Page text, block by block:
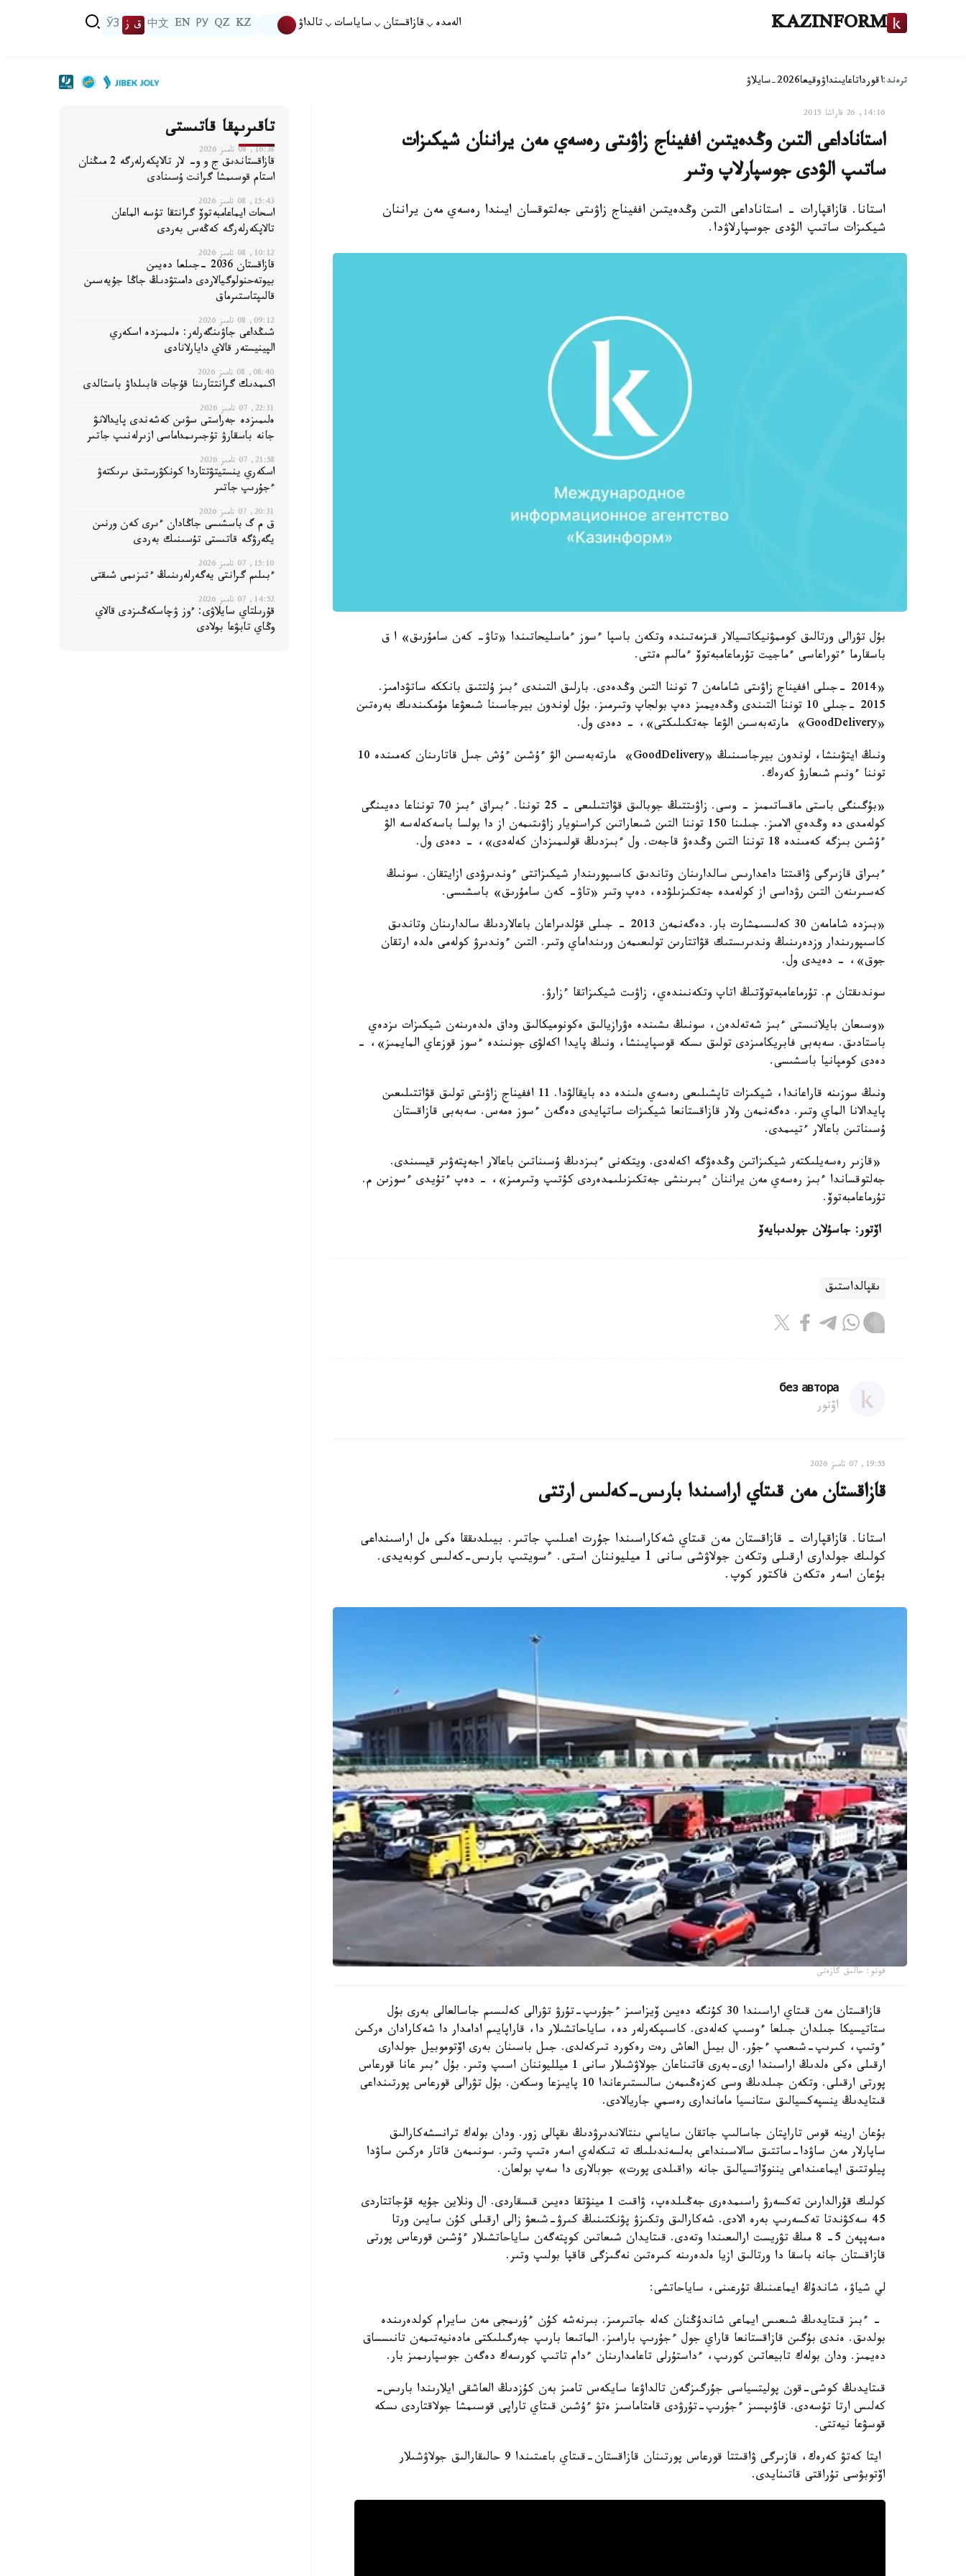
KAZINFORM الەمدە قازاقستان ساياسات تالداۋ KZ
QZ
РУ
EN
中文 ق ز ЎЗ
ترەند:اقورداتاعايىنداۋوقيعا2026-سايلاۋ
14:16, 26 قاراشا 2015
استاناداعى التىن وڭدەيتىن اففيناج زاۋىتى رەسەي مەن يراننان شيكىزات
ساتىپ الۋدى جوسپارلاپ وتىر
استانا. قازاقپارات - استاناداعى التىن وڭدەيتىن اففيناج زاۋىتى جەلتوقسان ايىندا رەسەي مەن يراننان
شيكىزات ساتىپ الۋدى جوسپارلاۋدا.
بۇل تۋرالى ورتالىق كوممۋنيكاتسيالار قىزمەتىندە وتكەن باسپا ءسوز ءماسليحاتىندا «تاۋ- كەن سامۇرىق» ا ق
باسقارما ءتوراعاسى ءماجيت تۇرماعامبەتوۆ ءمالىم ەتتى.
«2014 -جىلى اففيناج زاۋىتى شامامەن 7 توننا التىن وڭدەدى. بارلىق التىندى ءبىز ۇلتتىق بانككە ساتۋدامىز.
2015 -جىلى 10 توننا التىندى وڭدەيمىز دەپ بولجاپ وتىرمىز. بۇل لوندون بيرجاسىنا شىعۋعا مۇمكىندىك بەرەتىن
«GoodDelivery» مارتەبەسىن الۋعا جەتكىلىكتى»، - دەدى ول.
ونىڭ ايتۋىنشا، لوندون بيرجاسىنىڭ «GoodDelivery» مارتەبەسىن الۋ ءۇشىن ءۇش جىل قاتارىنان كەمىندە 10
توننا ءونىم شىعارۋ كەرەك.
«بۇگىنگى باستى ماقساتىمىز - وسى. زاۋىتتىڭ جوبالىق قۋاتتىلىعى - 25 توننا. ءبىراق ءبىز 70 تونناعا دەيىنگى
كولەمدى دە وڭدەي الامىز. جىلىنا 150 توننا التىن شىعاراتىن كراسنويار زاۋىتىمەن از دا بولسا باسەكەلەسە الۋ
ءۇشىن بىزگە كەمىندە 18 توننا التىن وڭدەۋ قاجەت. ول ءبىزدىڭ قولىمىزدان كەلەدى»، - دەدى ول.
ءبىراق قازىرگى ۋاقىتتا داعدارىس سالدارىنان وتاندىق كاسىپورىندار شيكىزاتتى ءوندىرۋدى ازايتقان. سونىڭ
كەسىرىنەن التىن رۋداسى از كولەمدە جەتكىزىلۋدە، دەپ وتىر «تاۋ- كەن سامۇرىق» باسشىسى.
«بىزدە شامامەن 30 كەلىسىمشارت بار. دەگەنمەن 2013 - جىلى قۇلدىراعان باعالاردىڭ سالدارىنان وتاندىق
كاسىپورىندار وزدەرىنىڭ وندىرىستىك قۋاتتارىن تولىعىمەن ورىنداماي وتىر. التىن ءوندىرۋ كولەمى ەلدە ارتقان
جوق»، - دەيدى ول.
سوندىقتان م. تۇرماعامبەتوۆتىڭ اتاپ وتكەنىندەي، زاۋىت شيكىزاتقا ءزارۋ.
«وسىعان بايلانىستى ءبىز شەتەلدەن، سونىڭ ىشىندە ەۋرازيالىق ەكونوميكالىق وداق ەلدەرىنەن شيكىزات ىزدەي
باستادىق. سەبەبى فابريكامىزدى تولىق ىسكە قوسپايىنشا، ونىڭ پايدا اكەلۋى جونىندە ءسوز قوزعاي المايمىز»، -
دەدى كومپانيا باسشىسى.
ونىڭ سوزىنە قاراعاندا، شيكىزات تاپشىلىعى رەسەي ەلىندە دە بايقالۋدا. 11 اففيناج زاۋىتى تولىق قۋاتتىلىعىن
پايدالانا الماي وتىر. دەگەنمەن ولار قازاقستانعا شيكىزات ساتپايدى دەگەن ءسوز ەمەس. سەبەبى قازاقستان
ۇسىناتىن باعالار ءتيىمدى.
«قازىر رەسەيلىكتەر شيكىزاتىن وڭدەۋگە اكەلەدى. ويتكەنى ءبىزدىڭ ۇسىناتىن باعالار اجەپتەۋىر قيسىندى.
جەلتوقساندا ءبىز رەسەي مەن يراننان ءبىرىنشى جەتكىزىلىمدەردى كۇتىپ وتىرمىز»، - دەپ ءتۇيدى ءسوزىن م.
تۇرماعامبەتوۆ.
اۆتور: جاسۇلان جولدىبايەۆ
ىقپالداستىق
без автора
اۆتور
19:55, 07 تامىز 2026
قازاقستان مەن قىتاي اراسىندا بارىس-كەلىس ارتتى
استانا. قازاقپارات - قازاقستان مەن قىتاي شەكاراسىندا جۇرت اعىلىپ جاتىر. بيىلدىققا ەكى ەل اراسىنداعى
كولىك جولدارى ارقىلى وتكەن جولاۋشى سانى 1 ميليوننان استى. ءسويتىپ بارىس-كەلىس كوبەيدى.
بۇعان اسەر ەتكەن فاكتور كوپ.
فوتو: حالىق گازەتى
قازاقستان مەن قىتاي اراسىندا 30 كۇنگە دەيىن ۆيزاسىز ءجۇرىپ-تۇرۋ تۋرالى كەلىسىم جاسالعالى بەرى بۇل
ستاتيسيكا جىلدان جىلعا ءوسىپ كەلەدى. كاسىپكەرلەر دە، ساياحاتشىلار دا، قاراپايىم ادامدار دا شەكارادان ەركىن
ءوتىپ، كىرىپ-شىعىپ ءجۇر. ال بيىل العاش رەت رەكورد تىركەلدى. جىل باسىنان بەرى اۆتوموبيل جولدارى
ارقىلى ەكى ەلدىڭ اراسىندا ارى-بەرى قاتىناعان جولاۋشىلار سانى 1 ميلليوننان اسىپ وتىر. بۇل ءبىر عانا قورعاس
پورتى ارقىلى. وتكەن جىلدىڭ وسى كەزەڭىمەن سالىستىرعاندا 10 پايىزعا وسكەن. بۇل تۋرالى قورعاس پورتىنداعى
قىتايدىڭ ينسپەكسيالىق ستانسيا ماماندارى رەسمي جاريالادى.
بۇعان ارينە قوس تاراپتان جاسالىپ جاتقان ساياسي ىنتالاندىرۋدىڭ ىقپالى زور. ودان بولەك ترانسشەكارالىق
ساپارلار مەن ساۋدا-ساتتىق سالاسىنداعى بەلسەندىلىك تە تىكەلەي اسەر ەتىپ وتىر. سونىمەن قاتار ەركىن ساۋدا
پيلوتتىق ايماعىنداعى يننوۆاتسيالىق جانە «اقىلدى پورت» جوبالارى دا سەپ بولعان.
كولىك قۇرالدارىن تەكسەرۋ راسىمدەرى جەڭىلدەپ، ۋاقىت 1 مينۋتقا دەيىن قىسقاردى. ال ونلاين جۇيە قۇجاتتاردى
45 سەكۋندتا تەكسەرىپ بەرە الادى. شەكارالىق وتكىزۋ پۋنكتىنىڭ كىرۋ-شىعۋ زالى ارقىلى كۇن سايىن ورتا
ەسەپپەن 5- 8 مىڭ تۋريست ارالىعىندا وتەدى. قىتايدان شىعاتىن كوپتەگەن ساياحاتشىلار ءۇشىن قورعاس پورتى
قازاقستان جانە باسقا دا ورتالىق ازيا ەلدەرىنە كىرەتىن نەگىزگى قاقپا بولىپ وتىر.
لي شياۋ، شاندۇڭ ايماعىنىڭ تۇرعىنى، ساياحاتشى:
- ءبىز قىتايدىڭ شىعىس ايماعى شاندۇڭنان كەلە جاتىرمىز. بىرنەشە كۇن ءۇرىمجى مەن سايرام كولدەرىندە
بولدىق. ەندى بۇگىن قازاقستانعا قاراي جول ءجۇرىپ بارامىز. الماتىعا بارىپ جەرگىلىكتى مادەنيەتىمەن تانىسساق
دەيمىز. ودان بولەك تابيعاتىن كورىپ، ءداستۇرلى تاعامدارىنان ءدام تاتىپ كورسەك دەگەن جوسپارىمىز بار.
قىتايدىڭ كوشى-قون پوليتسياسى جۇرگىزگەن تالداۋعا سايكەس تامىز بەن كۇزدىڭ العاشقى ايلارىندا بارىس-
كەلىس ارتا تۇسەدى. قاۋىپسىز ءجۇرىپ-تۇرۋدى قامتاماسىز ەتۋ ءۇشىن قىتاي تاراپى قوسىمشا جولاقتاردى ىسكە
قوسۋعا نيەتتى.
ايتا كەتۋ كەرەك، قازىرگى ۋاقىتتا قورعاس پورتىنان قازاقستان-قىتاي باعىتىندا 9 حالىقارالىق جولاۋشىلار
اۆتوبۋسى تۇراقتى قاتىنايدى.
تاقىرىپقا قاتىستى
16:38, 08 تامىز 2026
قازاقستاندىق ج و و- لار تالاپكەرلەرگە 2 مىڭنان
استام قوسىمشا گرانت ۇسىنادى
15:43, 08 تامىز 2026
اسحات ايماعامبەتوۆ گرانتقا تۇسە الماعان
تالاپكەرلەرگە كەڭەس بەردى
10:12, 08 تامىز 2026
قازاقستان 2036 -جىلعا دەيىن
بيوتەحنولوگيالاردى دامىتۋدىڭ جاڭا جۇيەسىن
قالىپتاستىرماق
09:12, 08 تامىز 2026
شىڭداعى جاۋىنگەرلەر: ەلىمىزدە اسكەري
الپينيستەر قالاي دايارلانادى
08:40, 08 تامىز 2026
اكىمدىك گرانتتارىنا قۇجات قابىلداۋ باستالدى
22:31, 07 تامىز 2026
ەلىمىزدە جەراستى سۋىن كەشەندى پايدالانۋ
جانە باسقارۋ تۇجىرىمداماسى ازىرلەنىپ جاتىر
21:58, 07 تامىز 2026
اسكەري ينستيتۋتتاردا كونكۋرستىق ىرىكتەۋ
ءجۇرىپ جاتىر
20:31, 07 تامىز 2026
ق م گ باسشىسى جاڭادان ءىرى كەن ورنىن
يگەرۋگە قاتىستى تۇسىنىك بەردى
15:10, 07 تامىز 2026
ءبىلىم گرانتى يەگەرلەرىنىڭ ءتىزىمى شىقتى
14:52, 07 تامىز 2026
قۇرىلتاي سايلاۋى: ءوز ۋچاسكەڭىزدى قالاي
وڭاي تابۋعا بولادى